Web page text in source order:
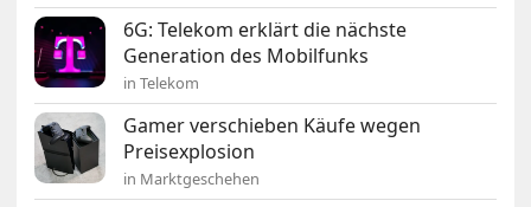
6G: Telekom erklärt die nächste
Generation des Mobilfunks
in Telekom
Gamer verschieben Käufe wegen
Preisexplosion
in Marktgeschehen